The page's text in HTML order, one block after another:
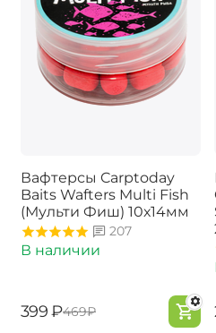
Вафтерсы Carptoday
Baits Wafters Multi Fish
(Мульти Фиш) 10х14мм
207
В наличии
‍399‍ ₽‍469‍₽